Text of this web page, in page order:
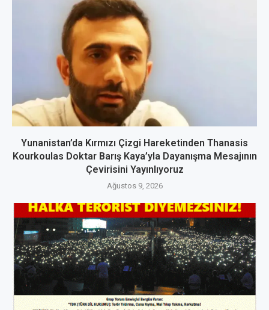
Yunanistan’da Kırmızı Çizgi Hareketinden Thanasis
Kourkoulas Doktar Barış Kaya’yla Dayanışma Mesajının
Çevirisini Yayınlıyoruz
Ağustos 9, 2026